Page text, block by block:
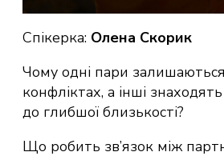
Спікерка: Олена Скорик
Чому одні пари
конфліктах, а інші
до глибшої близькості?
Що робить зв’язок між